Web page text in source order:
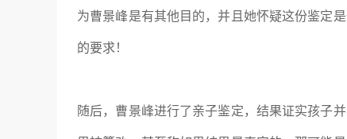
为曹景峰是有其他目的，并且她怀疑这份鉴定
的要求！
随后，曹景峰进行了亲子鉴定，结果证实孩子